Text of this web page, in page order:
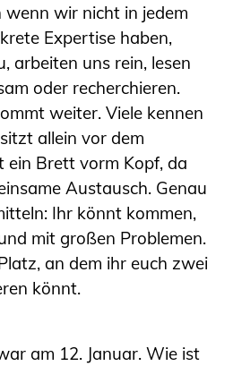
wir nicht in jedem
Expertise haben,
arbeiten uns rein, lesen
oder recherchieren.
weiter. Viele kennen
allein vor dem
ein Brett vorm Kopf, da
Austausch. Genau
Ihr könnt kommen,
mit großen Problemen.
an dem ihr euch zwei
könnt.
am 12. Januar. Wie ist